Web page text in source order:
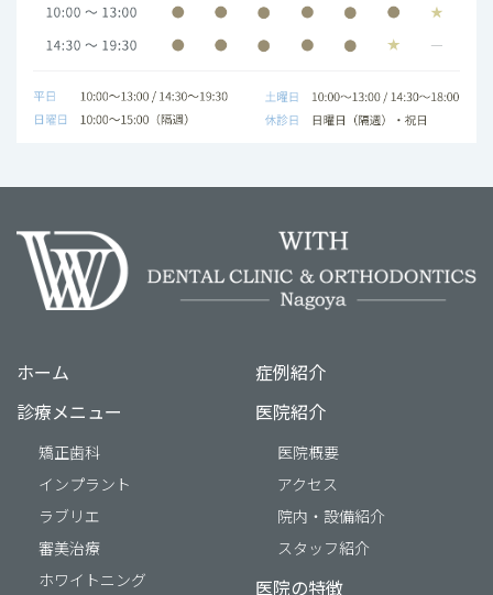
ホーム
診療メニュー
矯正歯科
インプラント
ラブリエ
審美治療
ホワイトニング
症例紹介
医院紹介
医院概要
アクセス
院内・設備紹介
スタッフ紹介
医院の特徴